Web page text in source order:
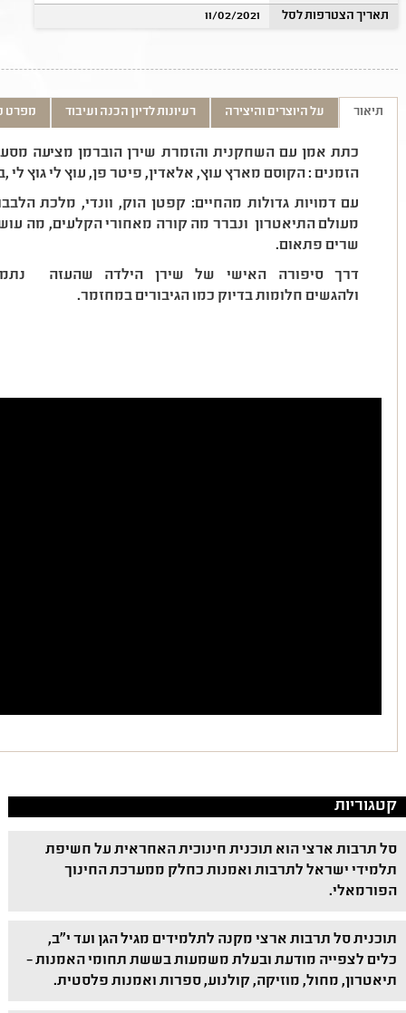
תאריך הצטרפות לסל
11/02/2021
תיאור על היוצרים והיצירה רעיונות לדיון הכנה ועיבוד מפרט
כתת אמן עם השחקנית והזמרת שירן הוברמן מציעה
הזמנים : הקוסם מארץ עוץ, אלאדין, פיטר פן, עוץ לי גוץ
עם דמויות גדולות מהחיים: קפטן הוק, וונדי, מלכת
מעולם התיאטרון ונברר מה קורה מאחורי הקלעים, מה
שרים פתאום.
דרך סיפורה האישי של שירן הילדה שהעזה
ולהגשים חלומות בדיוק כמו הגיבורים במחזמר.
קטגוריות
סל תרבות ארצי הוא תוכנית חינוכית האחראית על חשיפת
תלמידי ישראל לתרבות ואמנות כחלק ממערכת החינוך
הפורמאלי.
תוכנית סל תרבות ארצי מקנה לתלמידים מגיל הגן ועד י"ב,
כלים לצפייה מודעת ובעלת משמעות בששת תחומי האמנות –
תיאטרון, מחול, מוזיקה, קולנוע, ספרות ואמנות פלסטית.